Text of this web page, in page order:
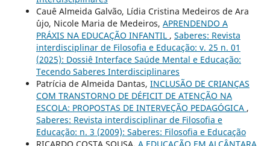
Cauê Almeida Galvão, Lídia Cristina Medeiros de Ara
´´ujo, Nicole Maria de Medeiros, APRENDENDO A
PRÁXIS NA EDUCAÇÃO INFANTIL , Saberes: Revista
interdisciplinar de Filosofia e Educação: v. 25 n. 01
(2025): Dossiê Interface Saúde Mental e Educação:
Tecendo Saberes Interdisciplinares
Patrícia de Almeida Dantas, INCLUSÃO DE CRIANÇAS
COM TRANSTORNO DE DÉFICIT DE ATENÇÃO NA
ESCOLA: PROPOSTAS DE INTERVEÇÃO PEDAGÓGICA ,
Saberes: Revista interdisciplinar de Filosofia e
Educação: n. 3 (2009): Saberes: Filosofia e Educação